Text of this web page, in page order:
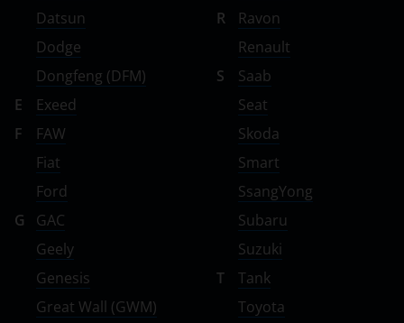
Datsun
Dodge
Dongfeng (DFM)
E
Exeed
F
FAW
Fiat
Ford
G
GAC
Geely
Genesis
Great Wall (GWM)
R
Ravon
Renault
S
Saab
Seat
Skoda
Smart
SsangYong
Subaru
Suzuki
T
Tank
Toyota